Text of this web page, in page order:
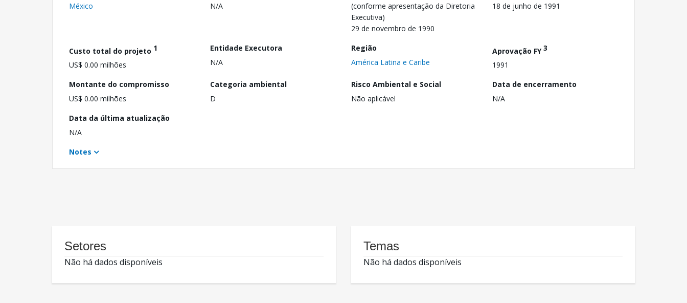
México
N/A
(conforme apresentação da Diretoria
Executiva)
29 de novembro de 1990
18 de junho de 1991
Custo total do projeto 1
US$ 0.00 milhões
Entidade Executora
N/A
Região
América Latina e Caribe
Aprovação FY3
1991
Montante do compromisso
US$ 0.00 milhões
Categoria ambiental
D
Risco Ambiental e Social
Não aplicável
Data de encerramento
N/A
Data da última atualização
N/A
Notes
Setores
Não há dados disponíveis
Temas
Não há dados disponíveis